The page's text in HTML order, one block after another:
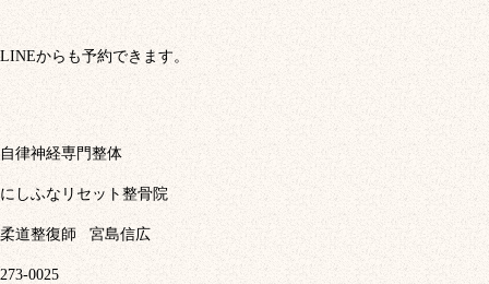
LINEからも予約できます。
自律神経専門整体
にしふなリセット整骨院
柔道整復師 宮島信広
273-0025